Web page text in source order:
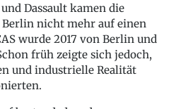
Dassault kamen die
Berlin nicht mehr auf einen
wurde 2017 von Berlin und
früh zeigte sich jedoch,
und industrielle Realität